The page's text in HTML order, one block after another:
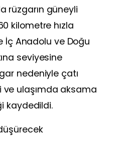
rüzgarın güneyli
kilometre hızla
İç Anadolu ve Doğu
seviyesine
nedeniyle çatı
ve ulaşımda aksama
kaydedildi.